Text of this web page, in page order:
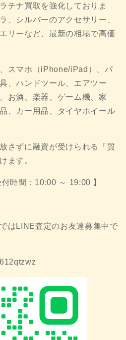
チナ買取を強化しておりま
、シルバーのアクセサリー、
リーなど、最新の相場で高価
スマホ（iPhone/iPad）、パ
、ハンドツール、エアツー
お酒、楽器、ゲーム機、家
、カー用品、タイヤホイール
さずに融資が受けられる「質
ます。
時間：10:00 ～ 19:00 】
はLINE査定のお友達募集中で